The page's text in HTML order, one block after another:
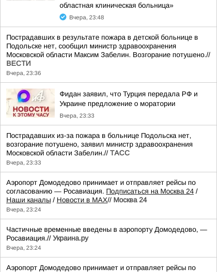
областная клиническая больница»
Вчера, 23:48
Пострадавших в результате пожара в детской больнице в
Подольске нет, сообщил министр здравоохранения
Московской области Максим Забелин. Возгорание потушено.//
ВЕСТИ
Вчера, 23:36
Фидан заявил, что Турция передала РФ и
Украине предложение о моратории
Вчера, 23:33
Пострадавших из-за пожара в больнице Подольска нет,
возгорание потушено, заявил министр здравоохранения
Московской области Забелин.// ТАСС
Вчера, 23:33
Аэропорт Домодедово принимает и отправляет рейсы по
согласованию — Росавиация. Подписаться на Москва 24 /
Наши каналы / Новости в MAX// Москва 24
Вчера, 23:24
Частичные временные введены в аэропорту Домодедово, —
Росавиация.// Украина.ру
Вчера, 23:24
Аэропорт Домодедово принимает и отправляет рейсы по